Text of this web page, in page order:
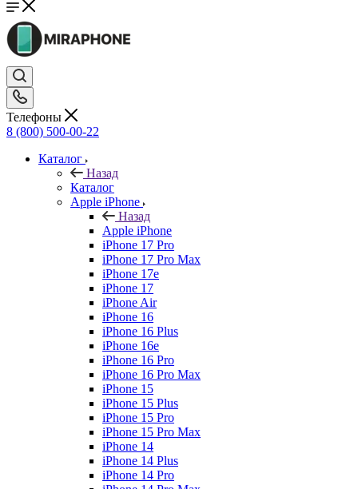
Телефоны
8 (800) 500-00-22
Каталог
Назад
Каталог
Apple iPhone
Назад
Apple iPhone
iPhone 17 Pro
iPhone 17 Pro Max
iPhone 17e
iPhone 17
iPhone Air
iPhone 16
iPhone 16 Plus
iPhone 16e
iPhone 16 Pro
iPhone 16 Pro Max
iPhone 15
iPhone 15 Plus
iPhone 15 Pro
iPhone 15 Pro Max
iPhone 14
iPhone 14 Plus
iPhone 14 Pro